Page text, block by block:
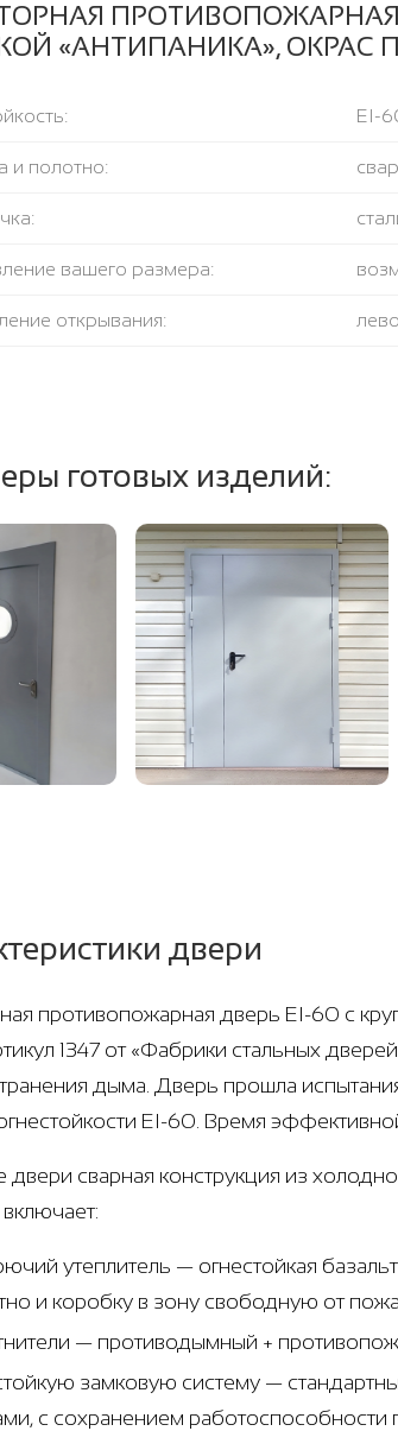
ПРОТИВОПОЖАРНАЯ
«АНТИПАНИКА», ОКРАС
EI-
и полотно:
вашего размера:
открывания:
полотна и коробки:
готовых изделий:
двери
противопожарная дверь EI-60 с
1347 от «Фабрики стальных
дыма. Дверь прошла
EI-60. Время
двери сварная конструкция из
утеплитель — огнестойкая
и коробку в зону свободную от
— противодымный +
замковую систему —
с сохранением